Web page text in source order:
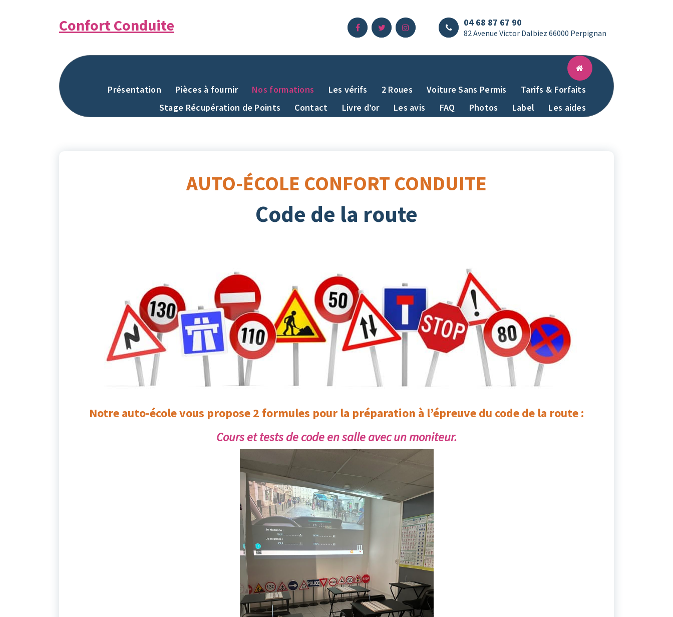
Confort Conduite 04 68 87 67 90
82 Avenue Victor Dalbiez 66000 Perpignan
Présentation Pièces à fournir Nos formations Les vérifs 2 Roues Voiture Sans Permis
Tarifs & Forfaits
Stage Récupération de Points
Contact Livre d’or Les avis FAQ Photos Label Les aides
AUTO-ÉCOLE CONFORT CONDUITE
Code de la route
Notre auto-école vous propose 2 formules pour la préparation à l’épreuve du code de la route :
Cours et tests de code en salle avec un moniteur.